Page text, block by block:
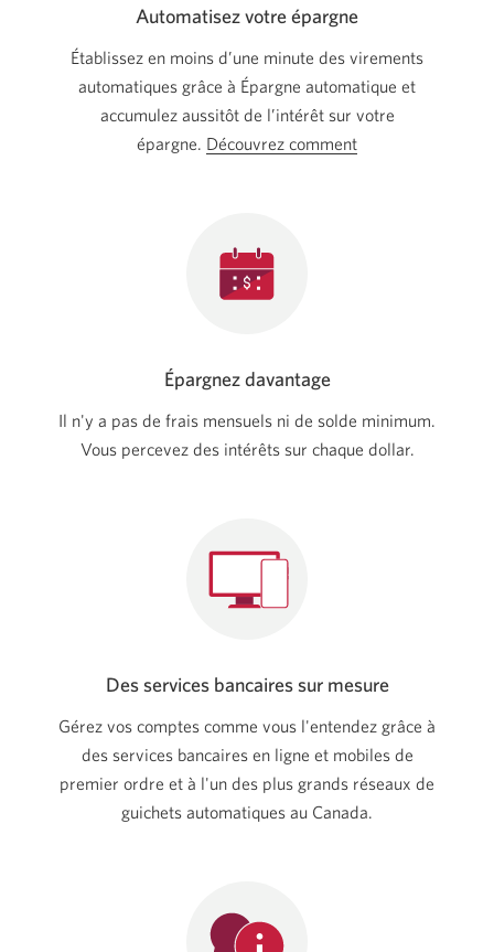
Automatisez votre épargne
Établissez en moins d’une minute des virements
automatiques grâce à Épargne automatique et
accumulez aussitôt de l’intérêt sur votre
épargne. Découvrez comment
Épargnez davantage
Il n'y a pas de frais mensuels ni de solde minimum.
Vous percevez des intérêts sur chaque dollar.
Des services bancaires sur mesure
Gérez vos comptes comme vous l'entendez grâce à
des services bancaires en ligne et mobiles de
premier ordre et à l'un des plus grands réseaux de
guichets automatiques au Canada.